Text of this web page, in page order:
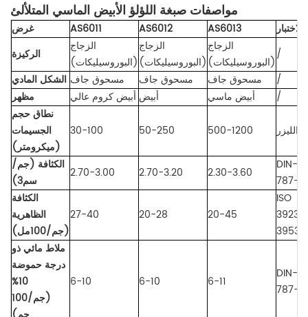
مواصفات صبغة اللؤلؤ الأبيض الماسي المتلألئ
غرض AS6011 AS6012 AS6013
الركيزة
الزجاج
(البوروسيليكات)
الزجاج
(البوروسيليكات)
الزجاج
(البوروسيليكات)
/
الشكل المادي مسحوق جاف مسحوق جاف مسحوق جاف
/
مظهر
أبيض كروم عالي أبيض أبيض ماسي
/
نطاق حجم
الجسيمات
(ميكرومتر)
30-100 50-250 500-1200 الليزر
الكثافة (جم/
سم3)
2.70-3.00 2.70-3.20 2.30-3.60
DIN-
787-10
الكثافة
الظاهرية
(جم/100مل)
27-40 20-28 20-45
ISO
3923/
3953
ملاط مائي ذو
درجة حموضة
10%
(جم/100
6-10 6-10 6-11
DIN-
787-9